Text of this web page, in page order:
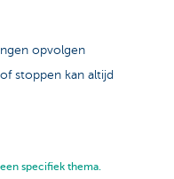
opvolgen
stoppen kan altijd
specifiek thema.